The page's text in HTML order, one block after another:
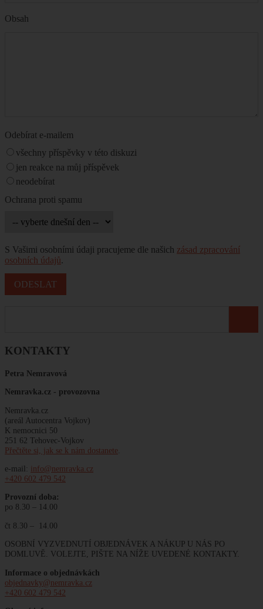
KONTAKTY
Petra Nemravová
Nemravka.cz - provozovna
Nemravka.cz
(areál Autocentra Vojkov)
K nemocnici 50
251 62 Tehovec-Vojkov
Přečtěte si, jak se k nám dostanete
e-mail: info@nemravka.cz
+420 602 479 542
Provozní doba:
po 8.30 – 14.00
čt 8.30 – 14.00
OSOBNÍ VYZVEDNUTÍ OBJEDNÁVEK A NÁKUP U NÁS PO
DOMLUVĚ. VOLEJTE, PIŠTE NA NÍŽE UVEDENÉ KONTAKTY.
Informace o objednávkách
objednavky@nemravka.cz
+420 602 479 542
Obsah
Odebírat e-mailem
všechny příspěvky v této diskuzi
jen reakce na můj příspěvek
neodebírat
Ochrana proti spamu
S Vašimi osobními údaji pracujeme dle našich zásad zpracování
osobních údajů.